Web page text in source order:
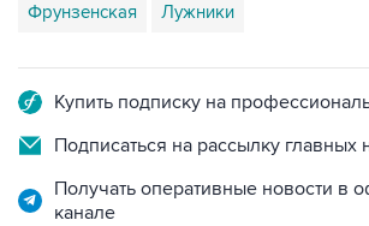
Фрунзенская Лужники
Купить подписку на
Подписаться на рассылку главных
Получать оперативные новости в
канале